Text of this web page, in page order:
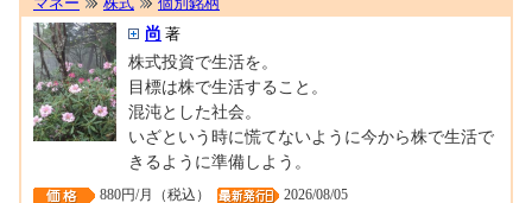
尚 著
株式投資で生活を。
目標は株で生活すること。
混沌とした社会。
いざという時に慌てないように今から株で生活で
きるように準備しよう。
880円/月（税込）
2026/08/05